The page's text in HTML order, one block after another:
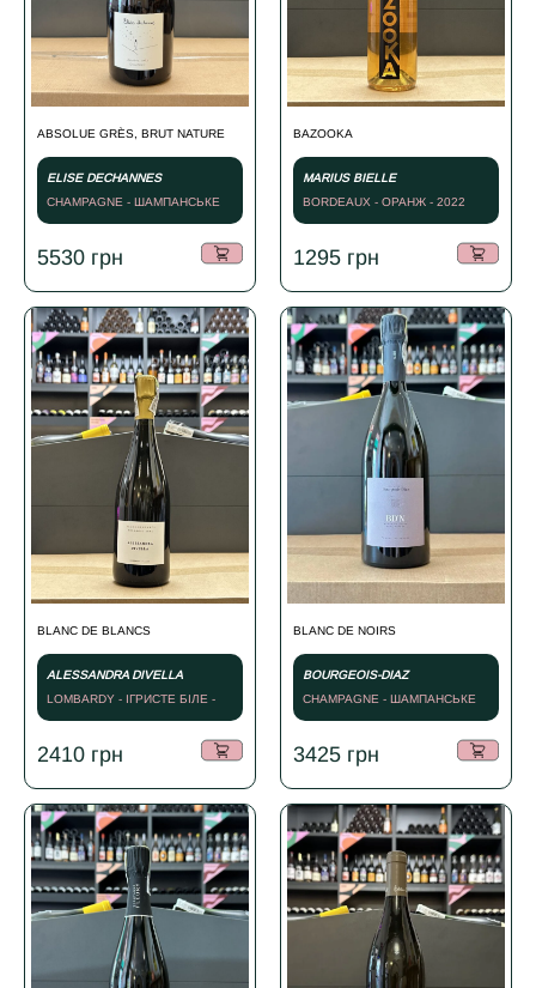
ABSOLUE GRÈS, BRUT NATURE
ELISE DECHANNES
CHAMPAGNE - ШАМПАНСЬКЕ
БІЛЕ - 2020
5530 грн
BAZOOKA
MARIUS BIELLE
BORDEAUX - ОРАНЖ - 2022
1295 грн
BLANC DE BLANCS
ALESSANDRA DIVELLA
LOMBARDY - ІГРИСТЕ БІЛЕ -
2019
2410 грн
BLANC DE NOIRS
BOURGEOIS-DIAZ
CHAMPAGNE - ШАМПАНСЬКЕ
БІЛЕ - NV
3425 грн